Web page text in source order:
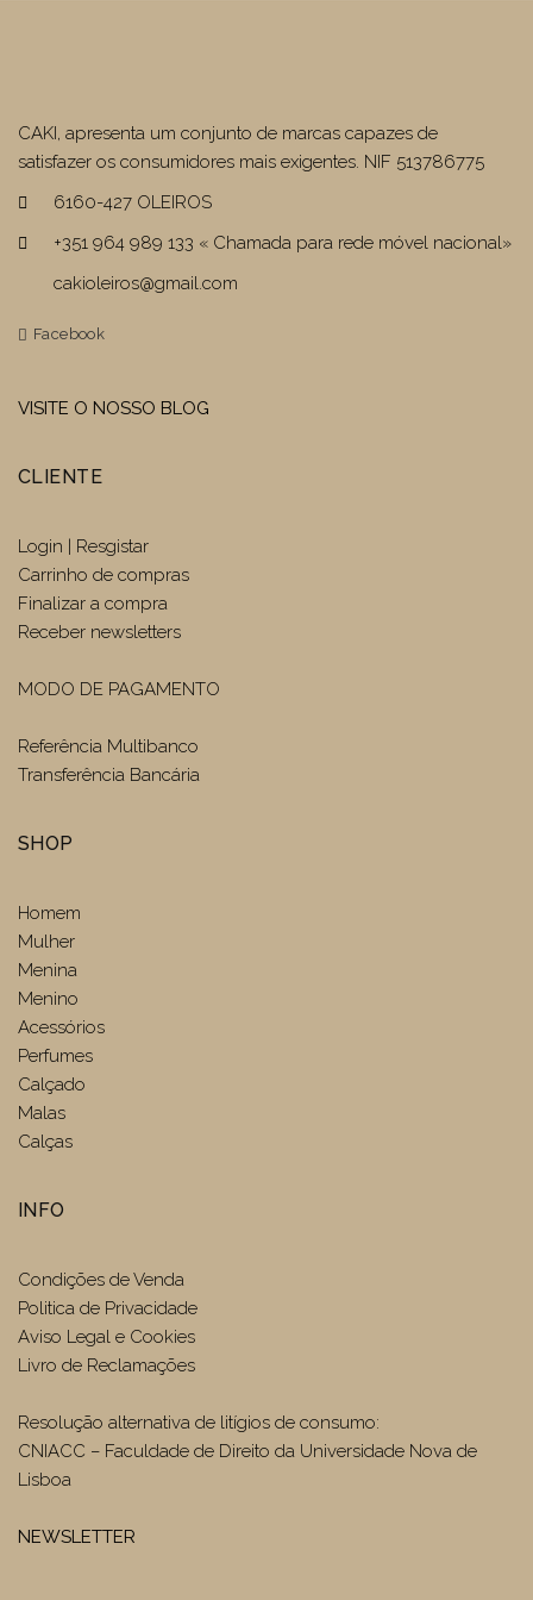
CAKI, apresenta um conjunto de marcas capazes de
satisfazer os consumidores mais exigentes. NIF 513786775
6160-427 OLEIROS
+351 964 989 133 « Chamada para rede móvel nacional»
cakioleiros@gmail.com
Facebook
VISITE O NOSSO BLOG
CLIENTE
Login | Resgistar
Carrinho de compras
Finalizar a compra
Receber newsletters
MODO DE PAGAMENTO
Referência Multibanco
Transferência Bancária
SHOP
Homem
Mulher
Menina
Menino
Acessórios
Perfumes
Calçado
Malas
Calças
INFO
Condições de Venda
Politica de Privacidade
Aviso Legal e Cookies
Livro de Reclamações
Resolução alternativa de litígios de consumo:
CNIACC – Faculdade de Direito da Universidade Nova de
Lisboa
NEWSLETTER